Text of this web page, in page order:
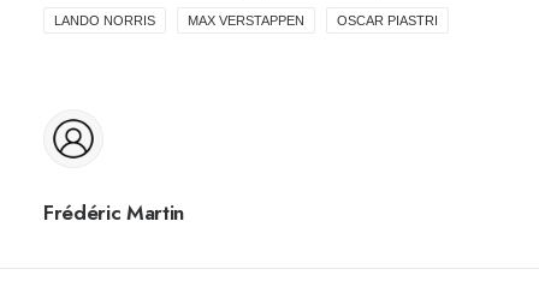
LANDO NORRIS MAX VERSTAPPEN OSCAR PIASTRI
Frédéric Martin